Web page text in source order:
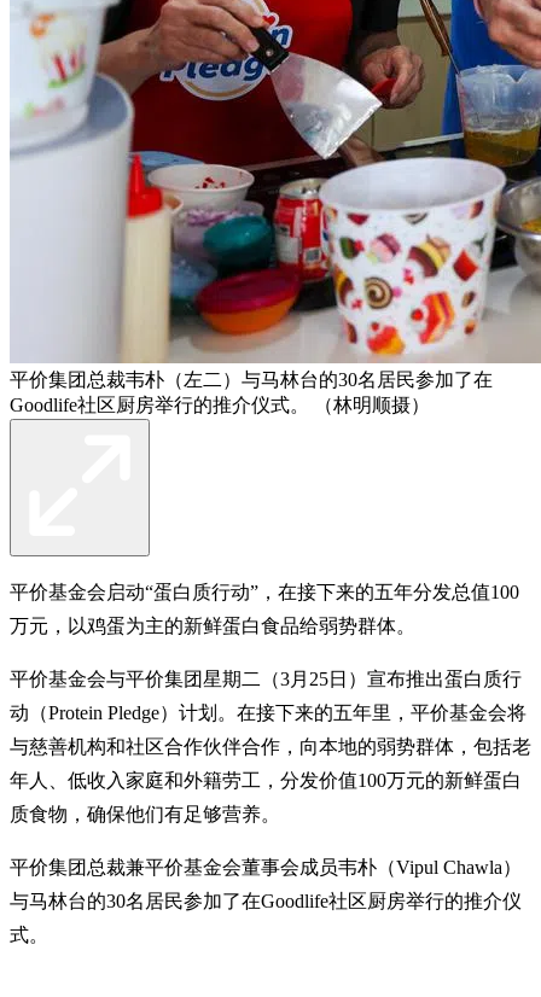
平价集团总裁韦朴（左二）与马林台的30名居民参加了在
Goodlife社区厨房举行的推介仪式。 （林明顺摄）
平价基金会启动“蛋白质行动”，在接下来的五年分发总值100
万元，以鸡蛋为主的新鲜蛋白食品给弱势群体。
平价基金会与平价集团星期二（3月25日）宣布推出蛋白质行
动（Protein Pledge）计划。在接下来的五年里，平价基金会将
与慈善机构和社区合作伙伴合作，向本地的弱势群体，包括老
年人、低收入家庭和外籍劳工，分发价值100万元的新鲜蛋白
质食物，确保他们有足够营养。
平价集团总裁兼平价基金会董事会成员韦朴（Vipul Chawla）
与马林台的30名居民参加了在Goodlife社区厨房举行的推介仪
式。